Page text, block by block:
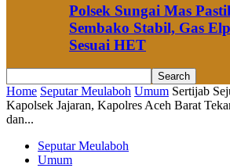
Polsek Sungai Mas
Sembako Stabil, Gas
Sesuai HET
Home Seputar Meulaboh Umum Sertijab
Kapolsek Jajaran, Kapolres Aceh Barat
dan...
Seputar Meulaboh
Umum